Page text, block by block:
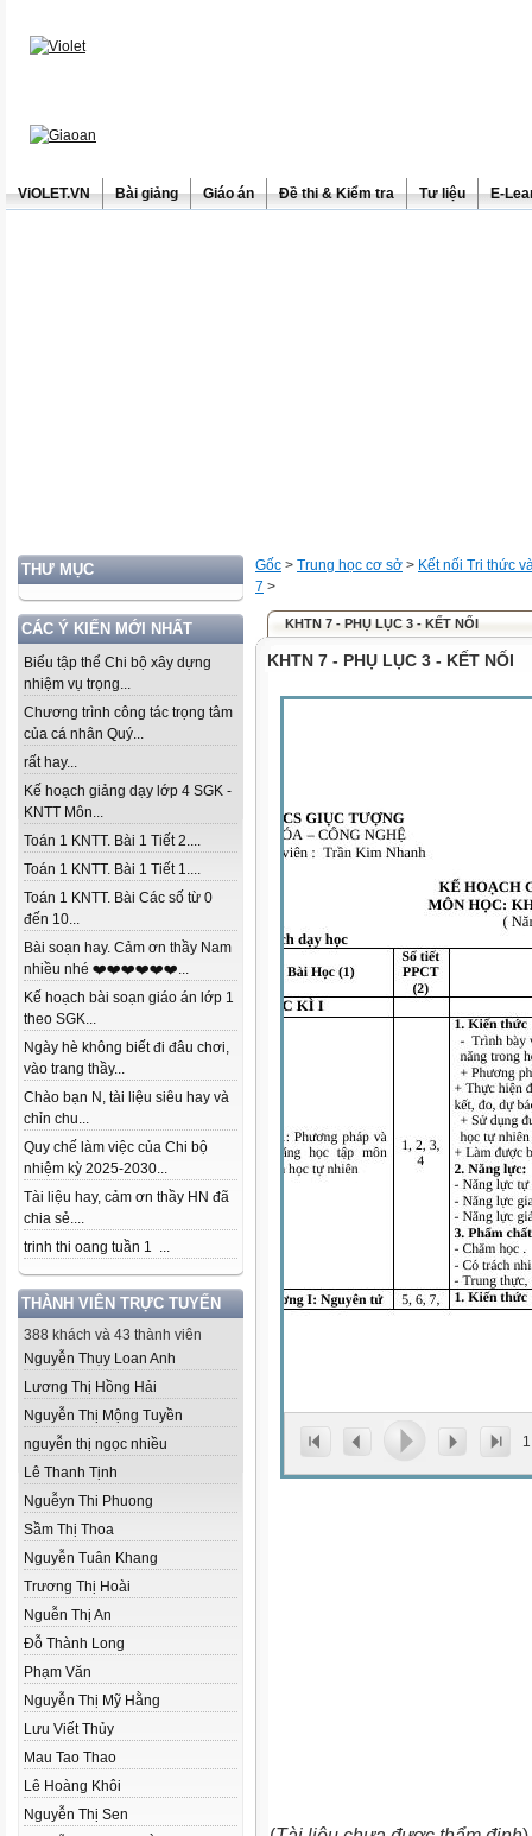
ViOLET.VN Bài giảng Giáo án Đề thi & Kiểm tra Tư liệu E-
THƯ MỤC
CÁC Ý KIẾN MỚI NHẤT
Biểu tập thể Chi bộ xây dựng
nhiệm vụ trọng...
Chương trình công tác trọng tâm
của cá nhân Quý...
rất hay...
Kế hoạch giảng dạy lớp 4 SGK -
KNTT Môn...
Toán 1 KNTT. Bài 1 Tiết 2....
Toán 1 KNTT. Bài 1 Tiết 1....
Toán 1 KNTT. Bài Các số từ 0
đến 10...
Bài soạn hay. Cảm ơn thầy Nam
nhiều nhé ❤️❤️❤️❤️❤️❤️...
Kế hoạch bài soạn giáo án lớp 1
theo SGK...
Ngày hè không biết đi đâu chơi,
vào trang thầy...
Chào bạn N, tài liệu siêu hay và
chỉn chu...
Quy chế làm việc của Chi bộ
nhiệm kỳ 2025-2030...
Tài liệu hay, cảm ơn thầy HN đã
chia sẻ....
trinh thi oang tuần 1 ...
THÀNH VIÊN TRỰC TUYẾN
388 khách và 43 thành viên
Nguyễn Thụy Loan Anh
Lương Thị Hồng Hải
Nguyễn Thị Mộng Tuyền
nguyễn thị ngọc nhiều
Lê Thanh Tịnh
Nguễyn Thi Phuong
Sầm Thị Thoa
Nguyễn Tuân Khang
Trương Thị Hoài
Nguễn Thị An
Đỗ Thành Long
Phạm Văn
Nguyễn Thị Mỹ Hằng
Lưu Viết Thủy
Mau Tao Thao
Lê Hoàng Khôi
Nguyễn Thị Sen
Gốc > Trung học cơ sở > Kết nối Tri thức
7 >
KHTN 7 - PHỤ LỤC 3 - KẾT NỐI
KHTN 7 - PHỤ LỤC 3 - KẾT NỐI
1